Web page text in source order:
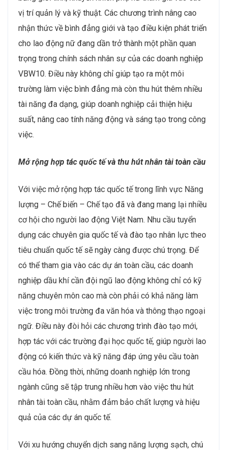
vị trí quản lý và kỹ thuật. Các chương trình nâng cao
nhận thức về bình đẳng giới và tạo điều kiện phát triển
cho lao động nữ đang dần trở thành một phần quan
trọng trong chính sách nhân sự của các doanh nghiệp
VBW10. Điều này không chỉ giúp tạo ra một môi
trường làm việc bình đẳng mà còn thu hút thêm nhiều
tài năng đa dạng, giúp doanh nghiệp cải thiện hiệu
suất, nâng cao tính năng động và sáng tạo trong công
việc.
Mở rộng hợp tác quốc tế và thu hút nhân tài toàn cầu
Với việc mở rộng hợp tác quốc tế trong lĩnh vực Năng
lượng – Chế biến – Chế tạo đã và đang mang lại nhiều
cơ hội cho người lao động Việt Nam. Nhu cầu tuyển
dụng các chuyên gia quốc tế và đào tạo nhân lực theo
tiêu chuẩn quốc tế sẽ ngày càng được chú trọng. Để
có thể tham gia vào các dự án toàn cầu, các doanh
nghiệp dầu khí cần đội ngũ lao động không chỉ có kỹ
năng chuyên môn cao mà còn phải có khả năng làm
việc trong môi trường đa văn hóa và thông thạo ngoại
ngữ. Điều này đòi hỏi các chương trình đào tạo mới,
hợp tác với các trường đại học quốc tế, giúp người lao
động có kiến thức và kỹ năng đáp ứng yêu cầu toàn
cầu hóa. Đồng thời, những doanh nghiệp lớn trong
ngành cũng sẽ tập trung nhiều hơn vào việc thu hút
nhân tài toàn cầu, nhằm đảm bảo chất lượng và hiệu
quả của các dự án quốc tế.
Với xu hướng chuyển dịch sang năng lượng sạch, chú